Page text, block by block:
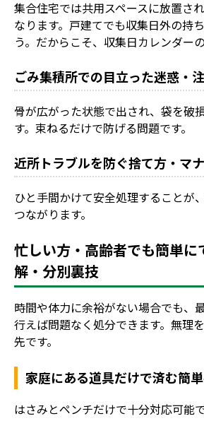
集合住宅では共用スペースに放置さ
なります。戸建てでも収集日外の持
う。だからこそ、収集日カレンダー
ごみ集積所での目立った迷惑・
骨が広がった状態で出され、袋を破
す。束ねるだけで防げる問題です。
近所トラブルを防ぐ捨て方・マ
ひと手間かけて安全処理することが
つながります。
忙しい方・高齢者でも簡単に
解・分別裏技
時間や体力に余裕がない場合でも、
行えば問題なく処分できます。無理
先です。
家庭にある道具だけで済む簡
はさみとペンチだけで十分対応可能で